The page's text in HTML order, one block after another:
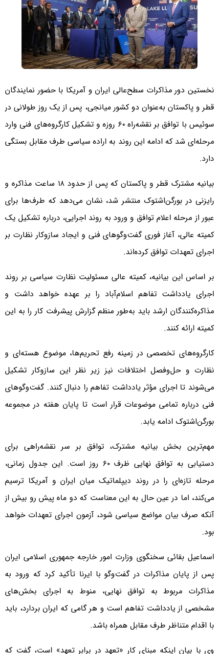
نخستین دور مذاکرات سطح‌عالی ایران و آمریکا با حضور نمایندگان
قطر و پاکستان به‌عنوان دو کشور میانجی، پس از یک روز طولانی در
سوئیس با توافق بر نقشه‌راه ۶۰ روزه و تشکیل کارگروه‌های فنی وارد
مرحله‌ای شد که ادامه این روند به اراده سیاسی طرف مقابل بستگی
دارد.
بیانیه مشترک قطر و پاکستان که پس از حدود ۱۸ ساعت مذاکره و
رایزنی در بورگن‌اشتوک منتشر شد، نشان می‌دهد که طرف‌ها برای
عبور از مرحله اعلام توافق و ورود به روند اجرایی، درباره تشکیل یک
کمیته عالی، آغاز فوری گفت‌وگوهای فنی و ایجاد سازوکار نظارت بر
اجرای تعهدات توافق کرده‌اند.
بر اساس این بیانیه، کمیته عالی مسئولیت نظارت سیاسی بر روند
اجرای یادداشت تفاهم اسلام‌آباد را بر عهده خواهد داشت و
مذاکره‌کنندگان ارشد باید به‌طور منظم گزارش پیشرفت کار را به این
کمیته ارائه کنند.
کارگروه‌های تخصصی در زمینه رفع تحریم‌ها، موضوع هسته‌ای و
نظارت و حل‌وفصل اختلافات نیز زیر نظر این سازوکار تشکیل
می‌شوند تا اجرای مؤثر یادداشت تفاهم را دنبال کنند. گفت‌وگوهای
فنی درباره تمامی موضوعات قرار است تا پایان هفته در مجموعه
بورگن‌اشتوک ادامه یابد.
مهم‌ترین بخش بیانیه مشترک، توافق بر سر نقشه‌راهی برای
دستیابی به توافق نهایی ظرف ۶۰ روز است. این جدول زمانی،
مرحله تازه‌ای را در روند دیپلماتیک میان ایران و آمریکا ترسیم
می‌کند، اما در عین حال به این معناست که دو ماه پیش رو بیش از
آنکه صرف بیان مواضع سیاسی شود، آزمون اجرای تعهدات خواهد
بود.
اسماعیل بقائی سخنگوی وزارت امور خارجه جمهوری اسلامی ایران
پس از پایان مذاکرات در گفت‌وگو با ایرنا تأکید کرد که ورود به
مذاکرات مربوط به توافق نهایی، منوط به اجرای بخش‌های
مشخصی از یادداشت تفاهم است و هر گامی که ایران بردارد، باید
با اقدام متناظر طرف مقابل همراه باشد.
وی با بیان اینکه مبنای کار «تعهد در برابر تعهد» است، گفت که